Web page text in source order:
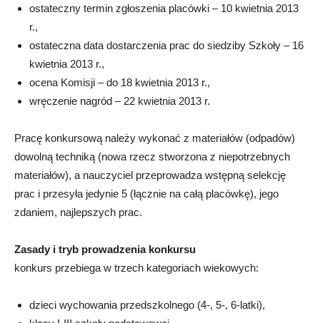
ostateczny termin zgłoszenia placówki – 10 kwietnia 2013
r.,
ostateczna data dostarczenia prac do siedziby Szkoły – 16
kwietnia 2013 r.,
ocena Komisji – do 18 kwietnia 2013 r.,
wręczenie nagród – 22 kwietnia 2013 r.
Pracę konkursową należy wykonać z materiałów (odpadów)
dowolną techniką (nowa rzecz stworzona z niepotrzebnych
materiałów), a nauczyciel przeprowadza wstępną selekcję
prac i przesyła jedynie 5 (łącznie na całą placówkę), jego
zdaniem, najlepszych prac.
Zasady i tryb prowadzenia konkursu
konkurs przebiega w trzech kategoriach wiekowych:
dzieci wychowania przedszkolnego (4-, 5-, 6-latki),